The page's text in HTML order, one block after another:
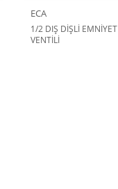
ECA
1/2 DIŞ DİŞLİ EMNİYET
VENTİLİ